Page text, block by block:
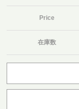
Price
在庫数